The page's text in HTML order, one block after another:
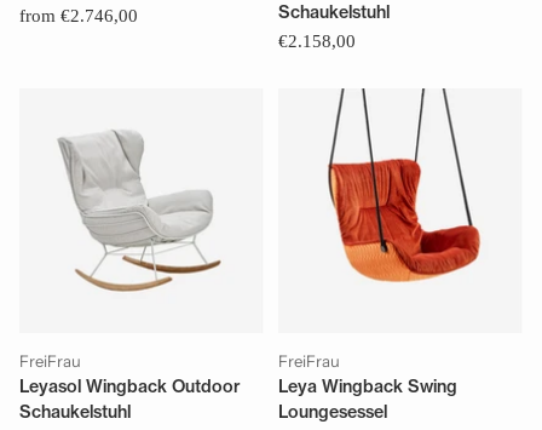
from €2.746,00
Schaukelstuhl
€2.158,00
FreiFrau
Leyasol Wingback Outdoor
Schaukelstuhl
FreiFrau
Leya Wingback Swing
Loungesessel